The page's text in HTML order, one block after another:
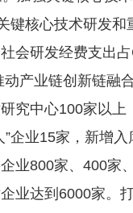
键核心技术研发和
会研发经费支出
动产业链创新链融
究中心100家以上
”企业15家，新增
业800家、400家
业达到6000家。